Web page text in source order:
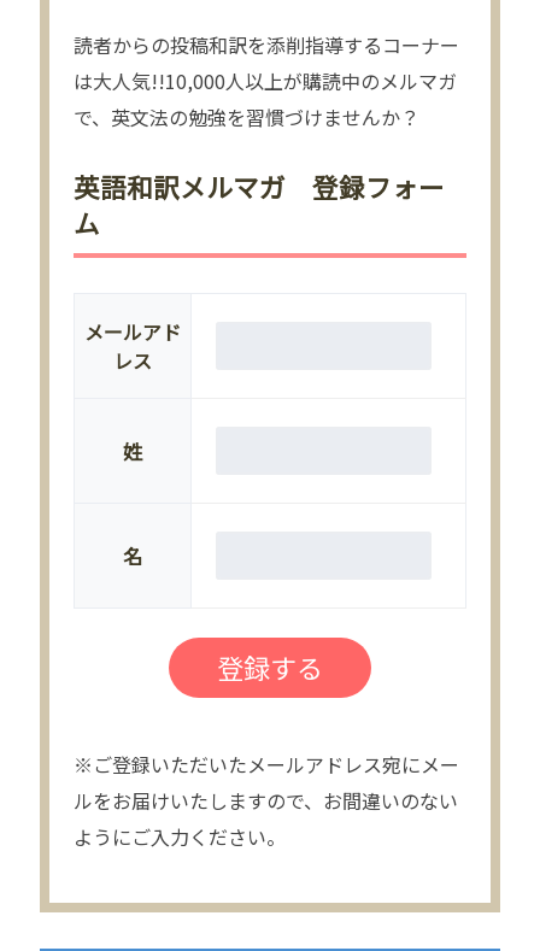
読者からの投稿和訳を添削指導するコーナー
は大人気!!10,000人以上が購読中のメルマガ
で、英文法の勉強を習慣づけませんか？
英語和訳メルマガ 登録フォー
ム
メールアド
レス
姓
名
※ご登録いただいたメールアドレス宛にメー
ルをお届けいたしますので、お間違いのない
ようにご入力ください。